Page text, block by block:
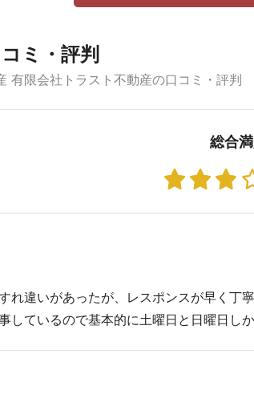
ミ・評判
有限会社トラスト不動産の口コミ・評判
総合
れ違いがあったが、レスポンスが早く丁
しているので基本的に土曜日と日曜日し